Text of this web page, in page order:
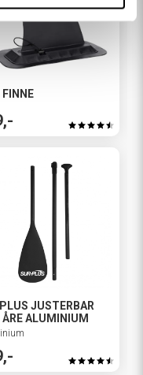
JUSTERBAR
ALUMINIUM